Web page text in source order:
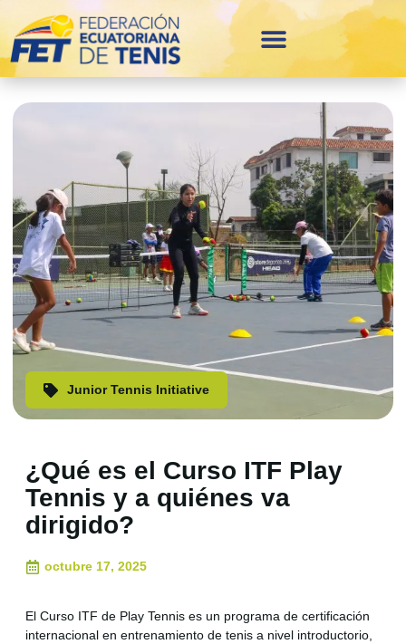
Junior Tennis Initiative
¿Qué es el Curso ITF Play
Tennis y a quiénes va
dirigido?
octubre 17, 2025
El Curso ITF de Play Tennis es un programa de certificación
internacional en entrenamiento de tenis a nivel introductorio,